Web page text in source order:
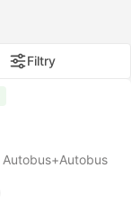
Filtry
Autobus+Autobus